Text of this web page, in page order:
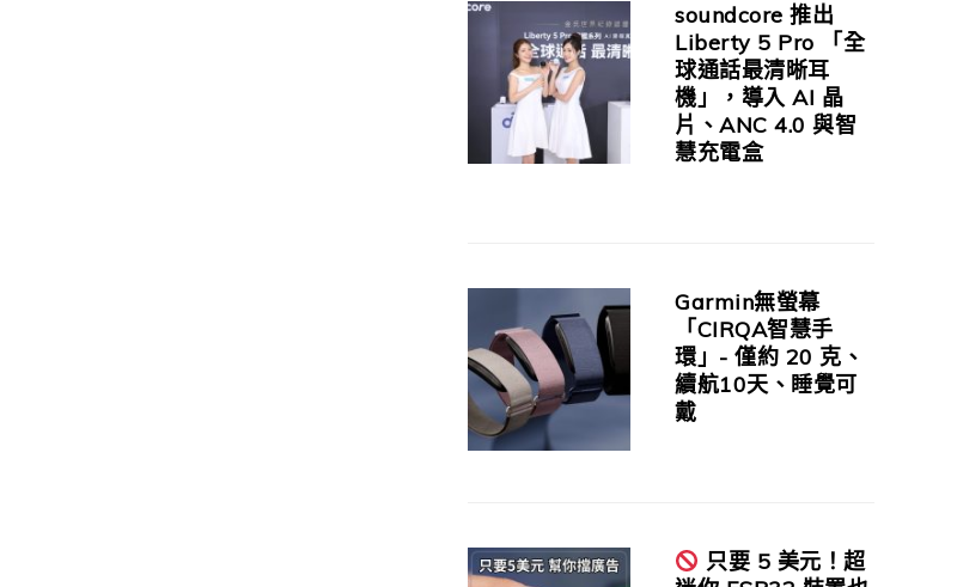
soundcore 推出
Liberty 5 Pro 「全
球通話最清晰耳
機」，導入 AI 晶
片、ANC 4.0 與智
慧充電盒
Garmin無螢幕
「CIRQA智慧手
環」- 僅約 20 克、
續航10天、睡覺可
戴
只要 5 美元！超